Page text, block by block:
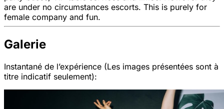
are under no circumstances escorts. This is purely for
female company and fun.
Galerie
Instantané de l’expérience (Les images présentées sont à
titre indicatif seulement):